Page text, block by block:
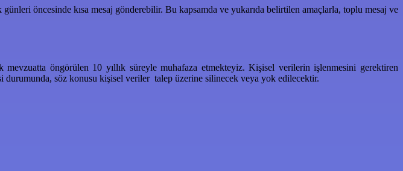
öncesinde kısa mesaj gönderebilir. Bu kapsamda ve yukarıda belirtilen amaçlarla, toplu mesaj ve
öngörülen 10 yıllık süreyle muhafaza etmekteyiz. Kişisel verilerin işlenmesini gerektiren
durumunda, söz konusu kişisel veriler talep üzerine silinecek veya yok edilecektir.